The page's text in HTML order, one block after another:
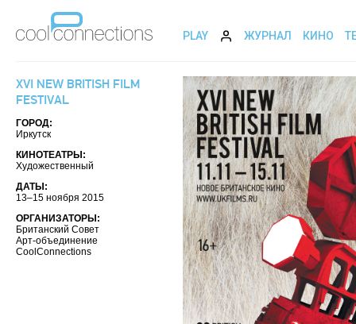
PLAY ЖУРНАЛ КИНО
XVI NEW BRITISH FILM
FESTIVAL
ГОРОД:
Иркутск
КИНОТЕАТРЫ:
Художественный
ДАТЫ:
13–15 ноября 2015
ОРГАНИЗАТОРЫ:
Британский Совет
Арт-объединение
CoolConnections